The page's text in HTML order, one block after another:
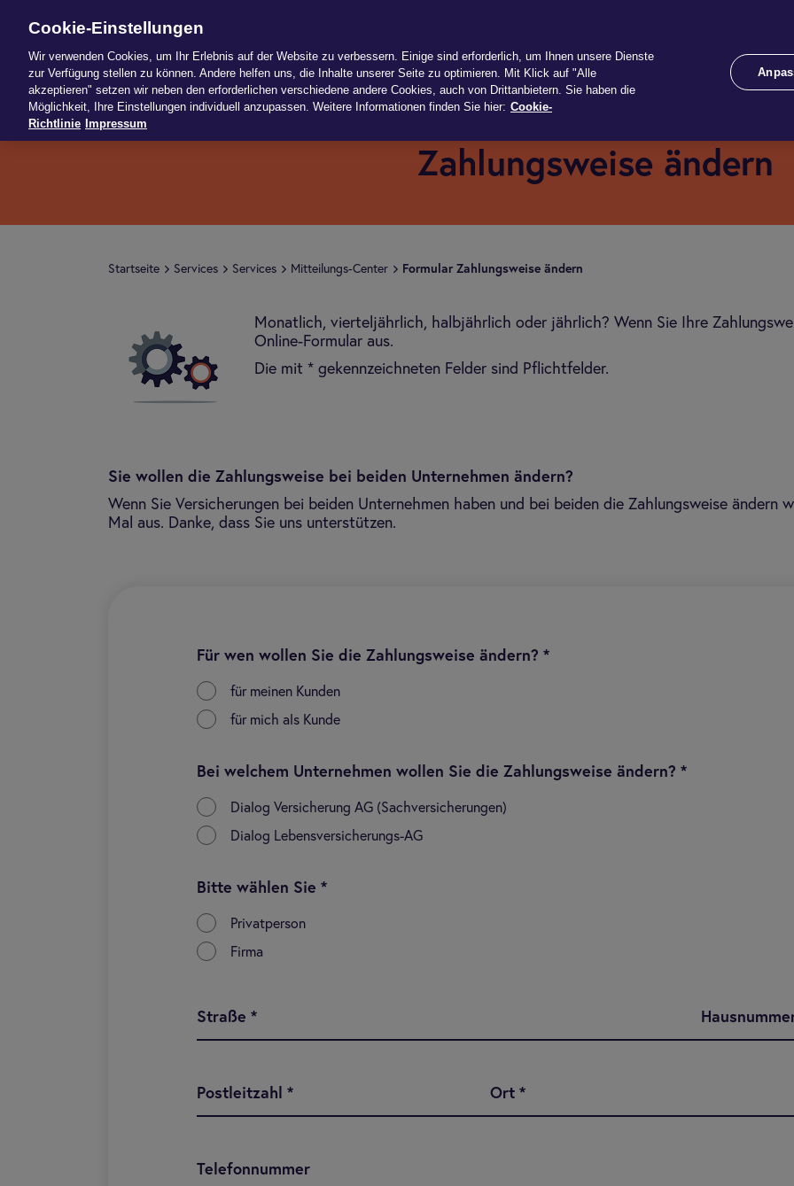
News Produkte Schaden Services Unternehmen Rechner
Zahlungsweise ändern
Start­seite Ser­vices Ser­vices Mit­tei­lungs-Cen­ter For­mu­lar Zah­lungs­weise ändern
Monatlich, vierteljährlich, halbjährlich oder jährlich? Wenn Sie Ihre
Online-Formular aus.
Die mit * gekennzeichneten Felder sind Pflichtfelder.
Sie wollen die Zahlungsweise bei beiden Unternehmen ändern?
Wenn Sie Versicherungen bei beiden Unternehmen haben und bei beiden die Zahlungsweise ändern
Mal aus. Danke, dass Sie uns unterstützen.
Für wen wollen Sie die Zahlungsweise ändern? *
für meinen Kunden
für mich als Kunde
Bei welchem Unternehmen wollen Sie die Zahlungsweise ändern? *
Dialog Versicherung AG (Sachversicherungen)
Dialog Lebensversicherungs-AG
Bitte wählen Sie *
Privatperson
Firma
Straße *
Postleitzahl * Ort *
Telefonnummer
Cookie-Einstellungen
Wir verwenden Cookies, um Ihr Erlebnis auf der Website zu verbessern. Einige sind erforderlich, um Ihnen unsere Dienste
zur Verfügung stellen zu können. Andere helfen uns, die Inhalte unserer Seite zu optimieren. Mit Klick auf "Alle
akzeptieren" setzen wir neben den erforderlichen verschiedene andere Cookies, auch von Drittanbietern. Sie haben die
Möglichkeit, Ihre Einstellungen individuell anzupassen. Weitere Informationen finden Sie hier: Cookie-
Richtlinie Impressum